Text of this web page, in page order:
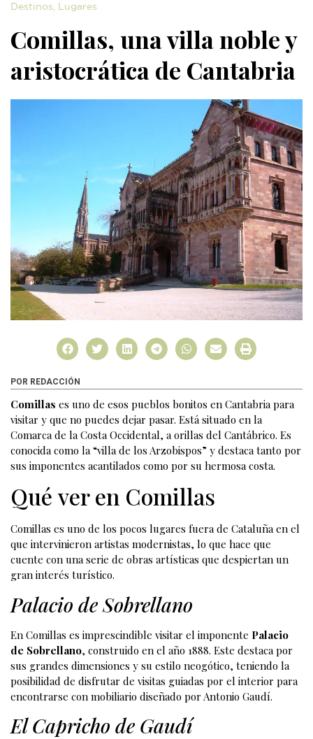
Destinos, Lugares
Comillas, una villa noble y
aristocrática de Cantabria
POR REDACCIÓN
Comillas es uno de esos pueblos bonitos en Cantabria para
visitar y que no puedes dejar pasar. Está situado en la
Comarca de la Costa Occidental, a orillas del Cantábrico. Es
conocida como la “villa de los Arzobispos” y destaca tanto por
sus imponentes acantilados como por su hermosa costa.
Qué ver en Comillas
Comillas es uno de los pocos lugares fuera de Cataluña en el
que intervinieron artistas modernistas, lo que hace que
cuente con una serie de obras artísticas que despiertan un
gran interés turístico.
Palacio de Sobrellano
En Comillas es imprescindible visitar el imponente Palacio
de Sobrellano, construido en el año 1888. Este destaca por
sus grandes dimensiones y su estilo neogótico, teniendo la
posibilidad de disfrutar de visitas guiadas por el interior para
encontrarse con mobiliario diseñado por Antonio Gaudí.
El Capricho de Gaudí